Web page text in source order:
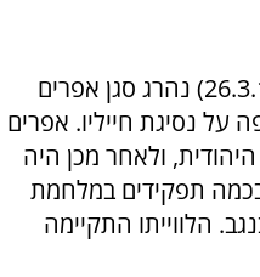
ביום ט"ו באדר ב' תש"ח (26.3.1948) נהרג סגן אפרים
על נסיגת חייליו. אפרים
ולאחר מכן היה
תפקידים במלחמת
הלווייתו התקיימה